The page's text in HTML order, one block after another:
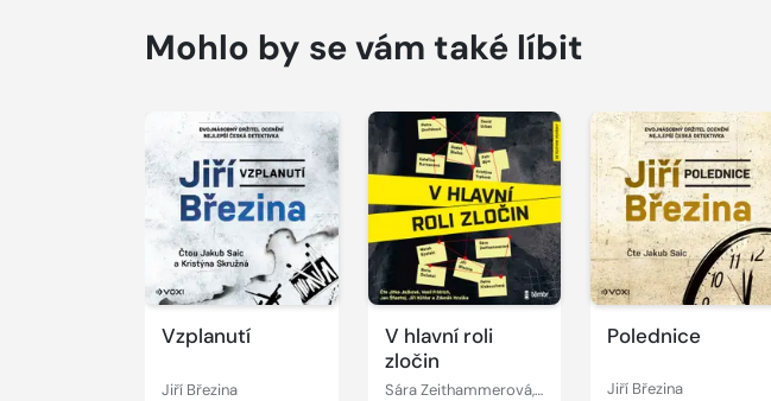
Mohlo by se vám také líbit
Vzplanutí
Jiří Březina
Přehrát
ukázku
V hlavní roli
zločin
Sára Zeithammerová, Kristýna Trpková, David Urban, Radek Blažek, Petr Bým, Petra Klabouchová, Jiří Březina, Kateřina Surmanová, Marek Epstein, Boris Dočekal, Petra Dvořáková
Přehrát
ukázku
Polednice
Jiří Březina
Přehrát
ukázku